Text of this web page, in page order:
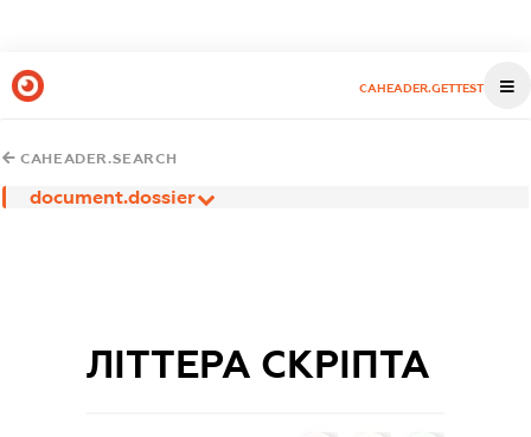
CAHEADER.GETTEST
CAHEADER.SEARCH
document.dossier
ЛІТТЕРА СКРІПТА